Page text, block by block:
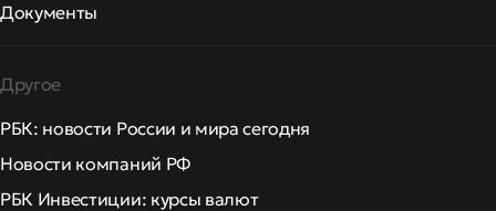
Документы
Другое
РБК: новости России и мира сегодня
Новости компаний РФ
РБК Инвестиции: курсы валют